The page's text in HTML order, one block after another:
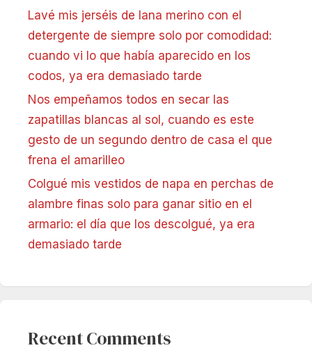
Lavé mis jerséis de lana merino con el
detergente de siempre solo por comodidad:
cuando vi lo que había aparecido en los
codos, ya era demasiado tarde
Nos empeñamos todos en secar las
zapatillas blancas al sol, cuando es este
gesto de un segundo dentro de casa el que
frena el amarilleo
Colgué mis vestidos de napa en perchas de
alambre finas solo para ganar sitio en el
armario: el día que los descolgué, ya era
demasiado tarde
Recent Comments